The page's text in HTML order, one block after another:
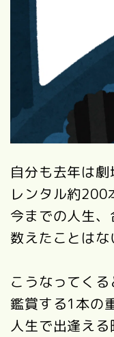
自分も去年は劇
レンタル約200
今までの人生
数えたことはな
こうなってくる
鑑賞する1本の
人生で出逢え